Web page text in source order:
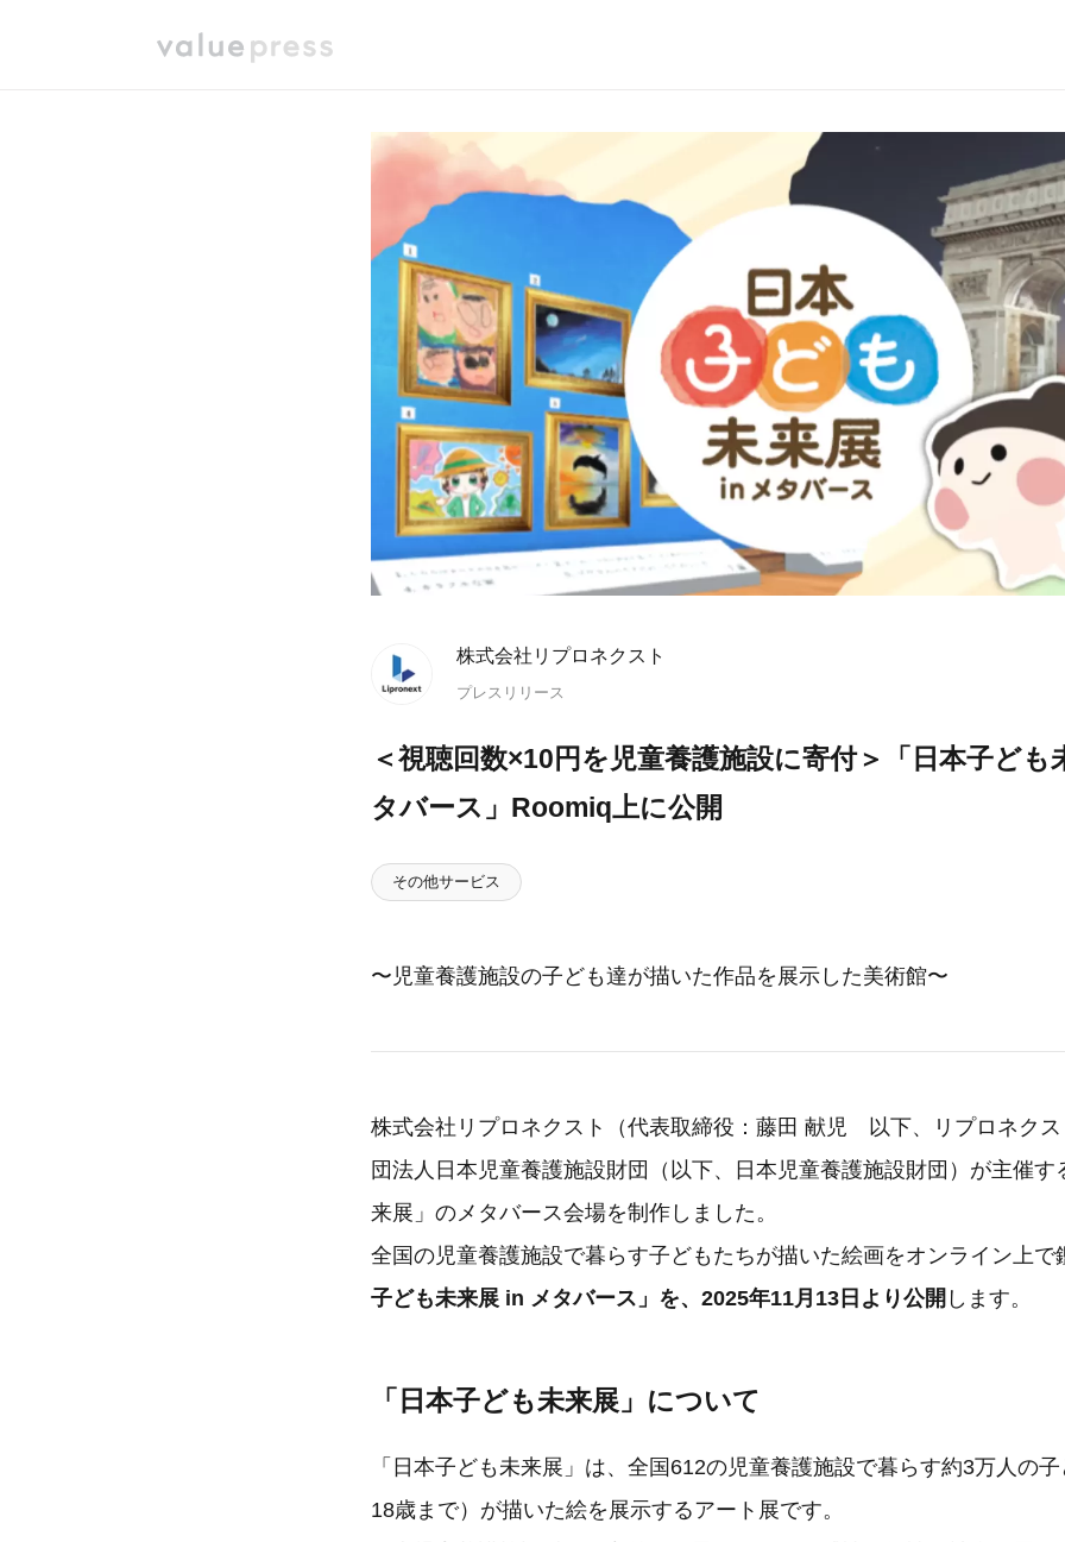
株式会社リプロネクスト
プレスリリース
＜視聴回数×10円を児童養護施設に寄付＞「日本子ども
タバース」Roomiq上に公開
その他サービス
〜児童養護施設の子ども達が描いた作品を展示した美術館〜
株式会社リプロネクスト（代表取締役：藤田 献児 以下、リプロネク
団法人日本児童養護施設財団（以下、日本児童養護施設財団）が主催す
来展」のメタバース会場を制作しました。
全国の児童養護施設で暮らす子どもたちが描いた絵画をオンライン上で
子ども未来展 in メタバース」を、2025年11月13日より公開 します。
「日本子ども未来展」について
「日本子ども未来展」は、全国612の児童養護施設で暮らす約3万人の
18歳まで）が描いた絵を展示するアート展です。